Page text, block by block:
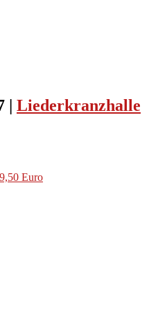
| Liederkranzhalle
Euro